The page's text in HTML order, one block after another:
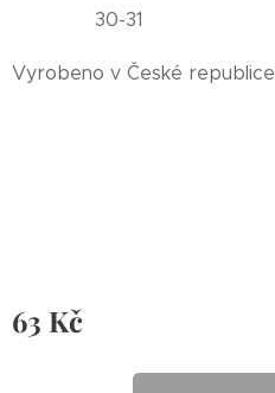
30-31
Vyrobeno v České republice
63 Kč